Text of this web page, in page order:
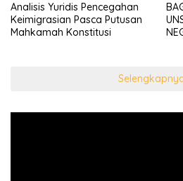
Analisis Yuridis Pencegahan
Keimigrasian Pasca Putusan
Mahkamah Konstitusi